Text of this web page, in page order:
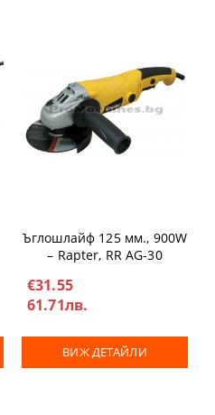
Ъглошлайф 125 мм., 900W
– Rapter, RR AG-30
€31.55
61.71лв.
ВИЖ ДЕТАЙЛИ